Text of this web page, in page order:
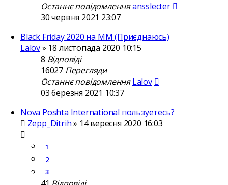
Останнє повідомленняansslecter
30 червня 2021 23:07
Black Friday 2020 на ММ (Приєднаюсь)
Lalov» 18 листопада 2020 10:15
8 Відповіді
16027 Перегляди
Останнє повідомленняLalov
03 березня 2021 10:37
Nova Poshta International пользуетесь?
Zepp_Ditrih» 14 вересня 2020 16:03
1
2
3